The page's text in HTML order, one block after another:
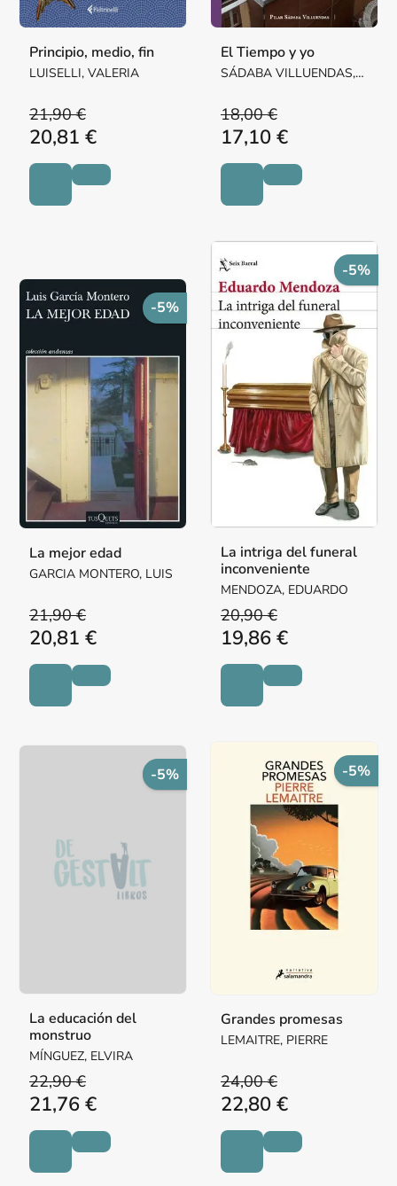
Principio, medio, fin
LUISELLI, VALERIA
21,90 €
20,81 €
El Tiempo y yo
SÁDABA VILLUENDAS,
18,00 €
17,10 €
-5%
La mejor edad
GARCIA MONTERO, LUIS
21,90 €
20,81 €
-5%
La intriga del funeral
inconveniente
MENDOZA, EDUARDO
20,90 €
19,86 €
-5%
La educación del
monstruo
MÍNGUEZ, ELVIRA
22,90 €
21,76 €
-5%
Grandes promesas
LEMAITRE, PIERRE
24,00 €
22,80 €